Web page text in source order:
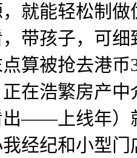
就能轻松制
带孩子，可细
算被抢去港币
在浩繁房产
——上线年）
经纪和小型